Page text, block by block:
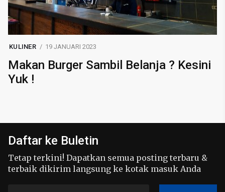
KULINER 19 JANUARI 2023
Makan Burger Sambil Belanja ? Kesini
Yuk !
Daftar ke Buletin
Tetap terkini! Dapatkan semua posting terbaru &
terbaik dikirim langsung ke kotak masuk Anda